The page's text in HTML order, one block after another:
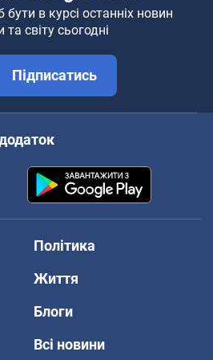
бути в курсі останніх новин
та світу сьогодні
Підписатись
Політика
Життя
Блоги
Всі новини